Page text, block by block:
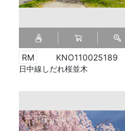
KNO110025189
日中線しだれ桜並木